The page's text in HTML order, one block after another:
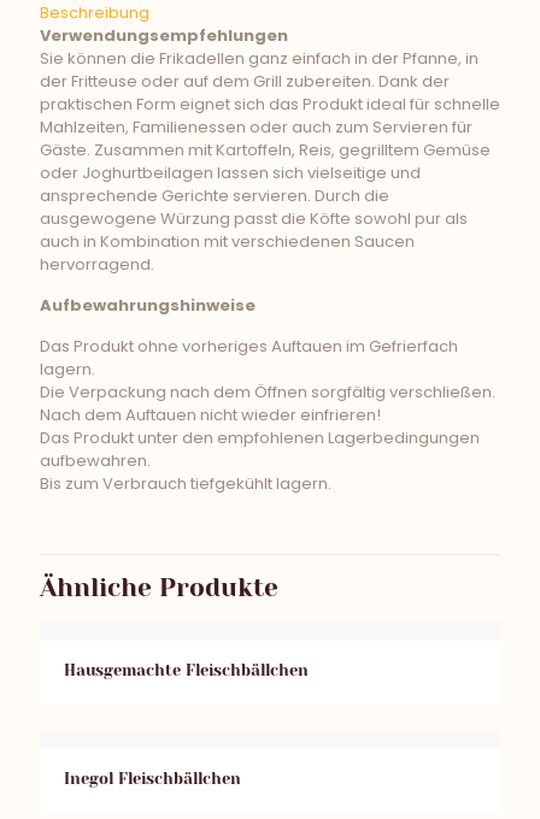
Beschreibung
Verwendungsempfehlungen
Sie können die Frikadellen ganz einfach in der Pfanne, in
der Fritteuse oder auf dem Grill zubereiten. Dank der
praktischen Form eignet sich das Produkt ideal für schnelle
Mahlzeiten, Familienessen oder auch zum Servieren für
Gäste. Zusammen mit Kartoffeln, Reis, gegrilltem Gemüse
oder Joghurtbeilagen lassen sich vielseitige und
ansprechende Gerichte servieren. Durch die
ausgewogene Würzung passt die Köfte sowohl pur als
auch in Kombination mit verschiedenen Saucen
hervorragend.
Aufbewahrungshinweise
Das Produkt ohne vorheriges Auftauen im Gefrierfach
lagern.
Die Verpackung nach dem Öffnen sorgfältig verschließen.
Nach dem Auftauen nicht wieder einfrieren!
Das Produkt unter den empfohlenen Lagerbedingungen
aufbewahren.
Bis zum Verbrauch tiefgekühlt lagern.
Ähnliche Produkte
Hausgemachte Fleischbällchen
Inegol Fleischbällchen